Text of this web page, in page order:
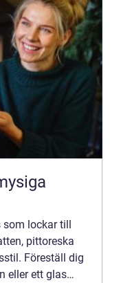
som lockar till
pittoreska
Föreställ dig
eller ett glas